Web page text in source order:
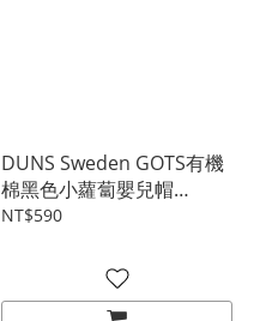
DUNS Sweden GOTS有機
棉黑色小蘿蔔嬰兒帽
2M~18M
NT$590